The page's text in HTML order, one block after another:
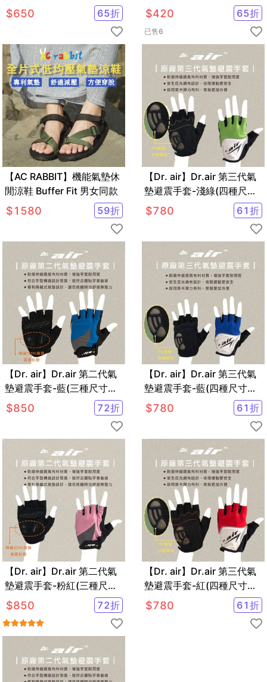
$650 65折 $420 65折
已售6
【AC RABBIT】機能氣墊休
閒涼鞋 Buffer Fit 男女同款
$1580 59折
【Dr. air】Dr.air 第三代氣
墊避震手套-淺綠(四種尺寸
可選)
$780 61 折
【Dr. air】Dr.air 第二代氣
墊避震手套-藍(三種尺寸可
選)
$850 72折
【Dr. air】Dr.air 第三代氣
墊避震手套-藍(四種尺寸可
選)
$780 61 折
【Dr. air】Dr.air 第二代氣
墊避震手套-粉紅(三種尺寸
可選)
$850 72折
【Dr. air】Dr.air 第三代氣
墊避震手套-紅(四種尺寸可
選)
$780 61 折